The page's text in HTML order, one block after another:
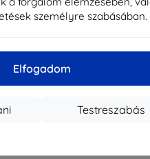
személyre szabásában.
Elfogadom
Testreszabás
Márka